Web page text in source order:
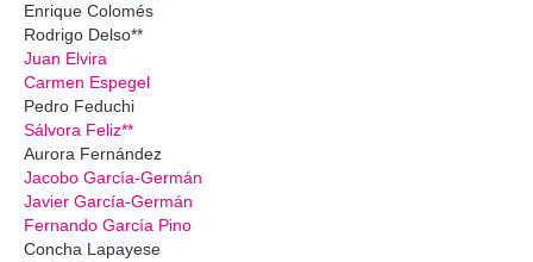
Enrique Colomés
Rodrigo Delso**
Juan Elvira
Carmen Espegel
Pedro Feduchi
Sálvora Feliz**
Aurora Fernández
Jacobo García-Germán
Javier García-Germán
Fernando García Pino
Concha Lapayese